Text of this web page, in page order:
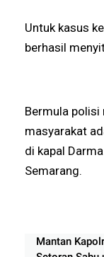
Untuk kasus
berhasil
Bermula
masyarakat
di kapal
Semarang.
Mantan